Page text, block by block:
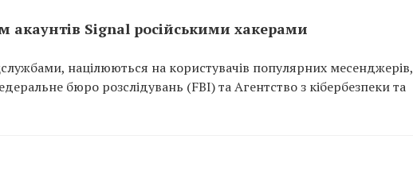
Signal російськими хакерами
націлюються на користувачів популярних месенджерів,
бюро розслідувань (FBI) та Агентство з кібербезпеки та